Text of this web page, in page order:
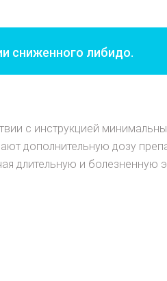
сниженного либидо.
с инструкцией
дополнительную дозу
длительную и болезненную